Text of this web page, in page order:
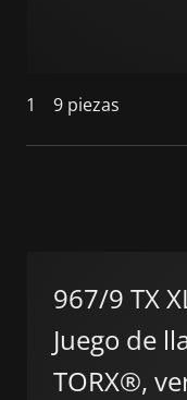
1 9 piezas
967/9 TX
Juego de
TORX®,